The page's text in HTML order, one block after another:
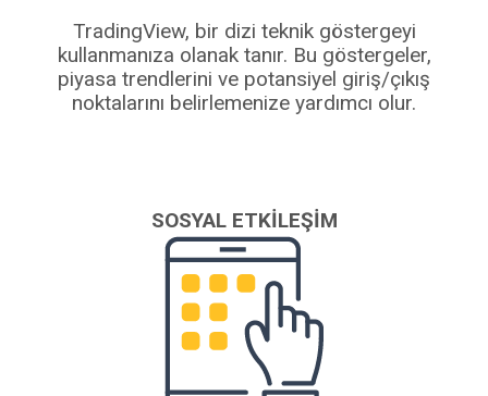
TradingView, bir dizi teknik göstergeyi
kullanmanıza olanak tanır. Bu göstergeler,
piyasa trendlerini ve potansiyel giriş/çıkış
noktalarını belirlemenize yardımcı olur.
SOSYAL ETKILEŞIM